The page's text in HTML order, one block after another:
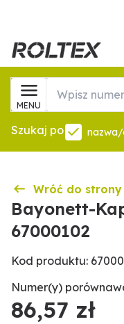
MENU
Szukaj po
Wróć do strony
Bayonett-
67000102
Kod produktu:
Numer(y)
86,57 zł